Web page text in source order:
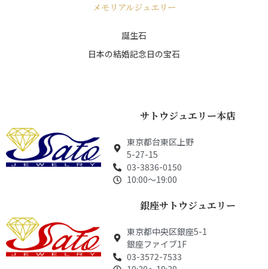
メモリアルジュエリー
誕生石
日本の結婚記念日の宝石
サトウジュエリー本店
東京都台東区上野
5-27-15
03-3836-0150
10:00～19:00
銀座サトウジュエリー
東京都中央区銀座5-1
銀座ファイブ1F
03-3572-7533